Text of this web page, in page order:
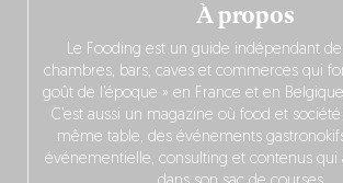
À propos
Le Fooding est un guide indépendant
chambres, bars, caves et commerces qui
goût de l’époque » en France et en
C’est aussi un magazine où food et société
même table, des événements
événementielle, consulting et contenus qui